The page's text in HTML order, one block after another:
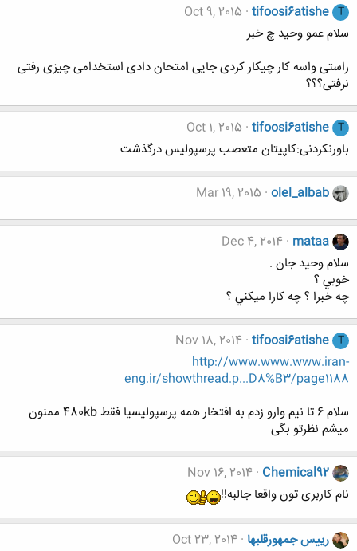
T
tifoosi6atishe
Oct 9, 2015
سلام عمو وحید چ خبر
راستی واسه کار چیکار کردی جایی امتحان دادی استخدامی چیزی رفتی
نرفتی؟؟؟
T
tifoosi6atishe
Oct 1, 2015
باورنکردنی:کاپیتان متعصب پرسپولیس درگذشت
olel_albab
Mar 19, 2015
mataa
Dec 4, 2014
سلام وحيد جان .
خوبي ؟
چه خبرا ؟ چه كارا ميكني ؟
T
tifoosi6atishe
Nov 18, 2014
http://www.www.www.iran-
eng.ir/showthread.p...D8%B3/page1188
سلام 6 تا نیم وارو زدم به افتخار همه پرسپولیسیا فقط 480kb ممنون
میشم نظرتو بگی
Chemical92
Nov 16, 2014
نام کاربری تون واقعا جالبه!!
رییس جمهورقلبها Oct 23, 2014